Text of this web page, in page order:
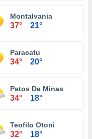
Montalvania
37° 21°
Paracatu
34° 20°
Patos De Minas
34° 18°
Teofilo Otoni
32° 18°